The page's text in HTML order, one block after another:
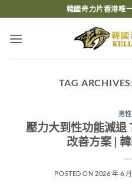
to
content
韓國奇力片香港唯
TAG
男
壓力大到性功能減退
改善方案 |
POSTED ON 2026 年 6